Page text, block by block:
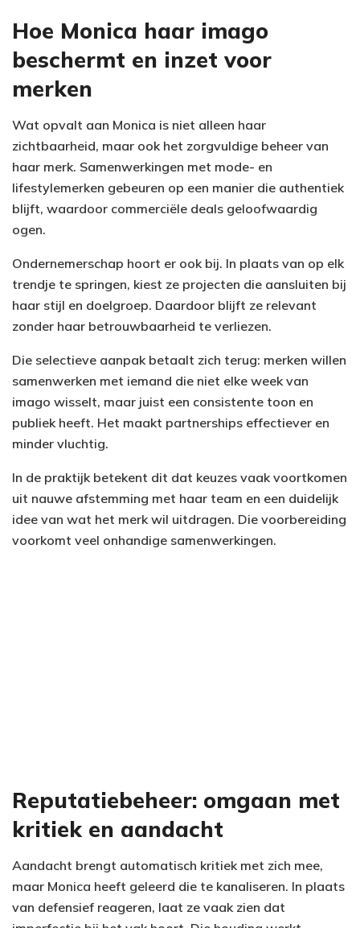
Hoe Monica haar imago
beschermt en inzet voor
merken
Wat opvalt aan Monica is niet alleen haar
zichtbaarheid, maar ook het zorgvuldige beheer van
haar merk. Samenwerkingen met mode- en
lifestylemerken gebeuren op een manier die authentiek
blijft, waardoor commerciële deals geloofwaardig
ogen.
Ondernemerschap hoort er ook bij. In plaats van op elk
trendje te springen, kiest ze projecten die aansluiten bij
haar stijl en doelgroep. Daardoor blijft ze relevant
zonder haar betrouwbaarheid te verliezen.
Die selectieve aanpak betaalt zich terug: merken willen
samenwerken met iemand die niet elke week van
imago wisselt, maar juist een consistente toon en
publiek heeft. Het maakt partnerships effectiever en
minder vluchtig.
In de praktijk betekent dit dat keuzes vaak voortkomen
uit nauwe afstemming met haar team en een duidelijk
idee van wat het merk wil uitdragen. Die voorbereiding
voorkomt veel onhandige samenwerkingen.
Reputatiebeheer: omgaan met
kritiek en aandacht
Aandacht brengt automatisch kritiek met zich mee,
maar Monica heeft geleerd die te kanaliseren. In plaats
van defensief reageren, laat ze vaak zien dat